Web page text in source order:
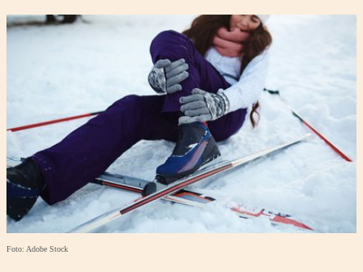
Foto: Adobe Stock